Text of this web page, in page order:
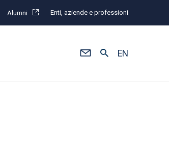
Alumni Enti, aziende e professioni
EN